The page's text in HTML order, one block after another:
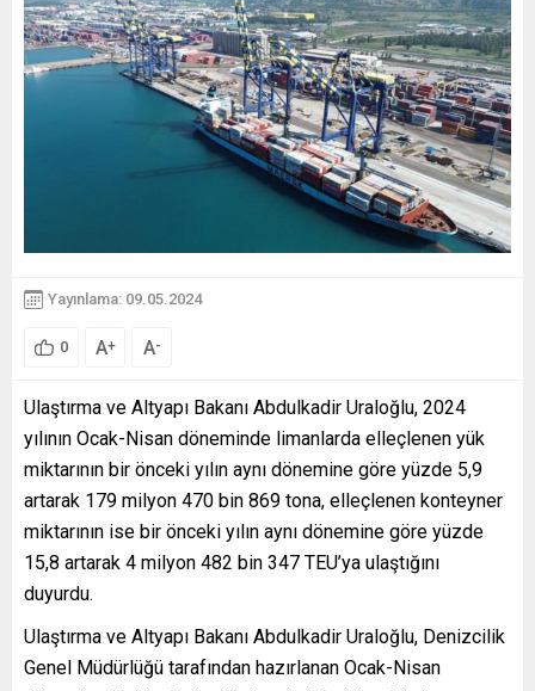
Yayınlama: 09.05.2024
0 A+ A-
Ulaştırma ve Altyapı Bakanı Abdulkadir Uraloğlu, 2024
yılının Ocak-Nisan döneminde limanlarda elleçlenen yük
miktarının bir önceki yılın aynı dönemine göre yüzde 5,9
artarak 179 milyon 470 bin 869 tona, elleçlenen konteyner
miktarının ise bir önceki yılın aynı dönemine göre yüzde
15,8 artarak 4 milyon 482 bin 347 TEU’ya ulaştığını
duyurdu.
Ulaştırma ve Altyapı Bakanı Abdulkadir Uraloğlu, Denizcilik
Genel Müdürlüğü tarafından hazırlanan Ocak-Nisan